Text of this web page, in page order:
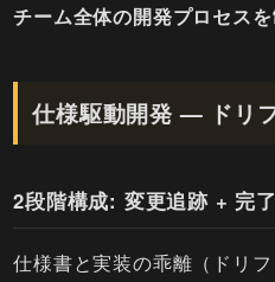
チーム全体の開発プロセス
仕様駆動開発 — ドリ
2段階構成: 変更追跡 + 完
仕様書と実装の乖離（ドリ